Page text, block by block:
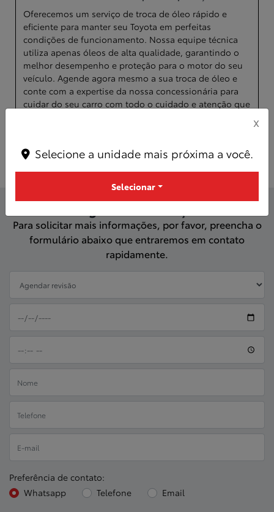
Oferecemos um serviço de troca de óleo rápido e
eficiente para manter seu Toyota em perfeitas
condições de funcionamento. Nossa equipe técnica
utiliza apenas óleos de alta qualidade, garantindo o
melhor desempenho e proteção para o motor do seu
veículo. Agende agora mesmo a sua troca de óleo e
conte com a expertise da nossa concessionária para
cuidar do seu carro com todo o cuidado e atenção que
Para solicitar mais informações, por favor, preencha o
formulário abaixo que entraremos em contato
rapidamente.
Preferência de contato:
Whatsapp
Telefone Email
X
Selecione a unidade mais próxima a você.
Selecionar